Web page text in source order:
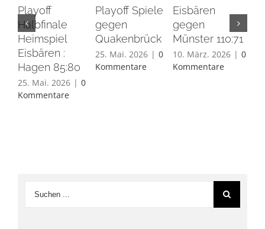
Playoff
Halbfinale
Heimspiel
Eisbären :
Hagen 85:80
25. Mai. 2026 | 0
Kommentare
Playoff Spiele
gegen
Quakenbrück
25. Mai. 2026 | 0
Kommentare
Eisbären
gegen
Münster 110:71
10. März. 2026 | 0
Kommentare